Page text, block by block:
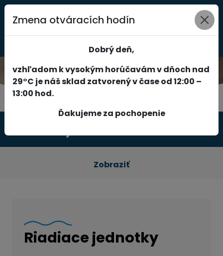
0
Zobraziť
Riadiace jednotky
Zmena otváracích hodín
Dobrý deň,
vzhľadom k vysokým horúčavám v dňoch nad
29°C je náš sklad zatvorený v čase od 12:00 –
13:00 hod.
Ďakujeme za pochopenie